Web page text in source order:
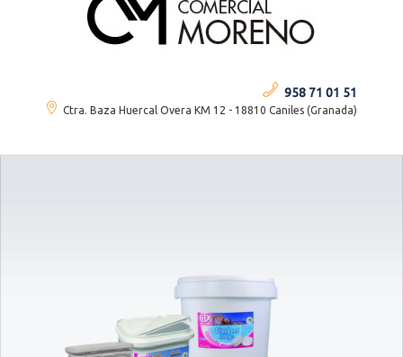
958 71 01 51
Ctra. Baza Huercal Overa KM 12 - 18810 Caniles (Granada)